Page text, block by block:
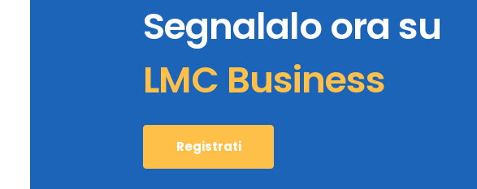
Segnalalo ora su
LMC Business
Registrati